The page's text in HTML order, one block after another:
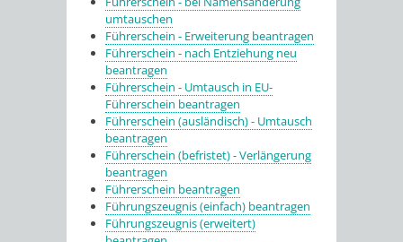
umtauschen
Führerschein - Erweiterung beantragen
Führerschein - nach Entziehung neu
beantragen
Führerschein - Umtausch in EU-
Führerschein beantragen
Führerschein (ausländisch) - Umtausch
beantragen
Führerschein (befristet) - Verlängerung
beantragen
Führerschein beantragen
Führungszeugnis (einfach) beantragen
Führungszeugnis (erweitert)